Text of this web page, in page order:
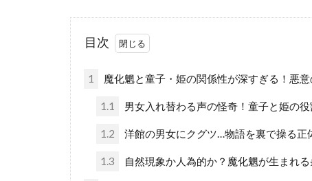
目次
1 魔化魍と童子・姫の関係性が深すぎる！悪
1.1 男女入れ替わる声の怪奇！童子と姫の
1.2 洋館の男女にクグツ…物語を裏で操る正
1.3 自然現象か人為的か？魔化魍が生まれ